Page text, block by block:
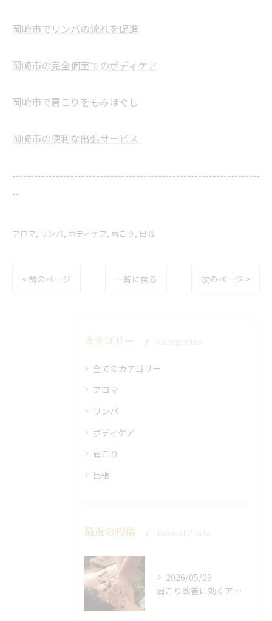
岡崎市でリンパの流れを促進
岡崎市の完全個室でのボディケア
岡崎市で肩こりをもみほぐし
岡崎市の便利な出張サービス
--------------------------------------------------------------------
--
アロマ リンパ ボディケア 肩こり 出張
< 前のページ 一覧に戻る 次のページ >
カテゴリー Categories
全てのカテゴリー
アロマ
リンパ
ボディケア
肩こり
出張
最近の投稿 Recent Posts
2026/05/09
肩こり改善に効くアロマリンパの手技と効果